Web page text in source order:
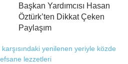
Başkan Yardımcısı Hasan
Öztürk’ten Dikkat Çeken
Paylaşım